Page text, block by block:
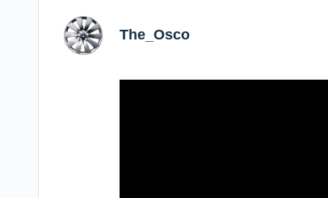
The_Osco